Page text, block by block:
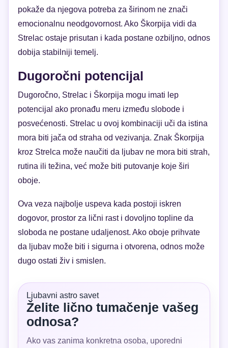
pokaže da njegova potreba za širinom ne znači
emocionalnu neodgovornost. Ako Škorpija vidi da
Strelac ostaje prisutan i kada postane ozbiljno, odnos
dobija stabilniji temelj.
Dugoročni potencijal
Dugoročno, Strelac i Škorpija mogu imati lep
potencijal ako pronađu meru između slobode i
posvećenosti. Strelac u ovoj kombinaciji uči da istina
mora biti jača od straha od vezivanja. Znak Škorpija
kroz Strelca može naučiti da ljubav ne mora biti strah,
rutina ili težina, već može biti putovanje koje širi
oboje.
Ova veza najbolje uspeva kada postoji iskren
dogovor, prostor za lični rast i dovoljno topline da
sloboda ne postane udaljenost. Ako oboje prihvate
da ljubav može biti i sigurna i otvorena, odnos može
dugo ostati živ i smislen.
Ljubavni astro savet
Želite lično tumačenje vašeg
odnosa?
Ako vas zanima konkretna osoba, uporedni